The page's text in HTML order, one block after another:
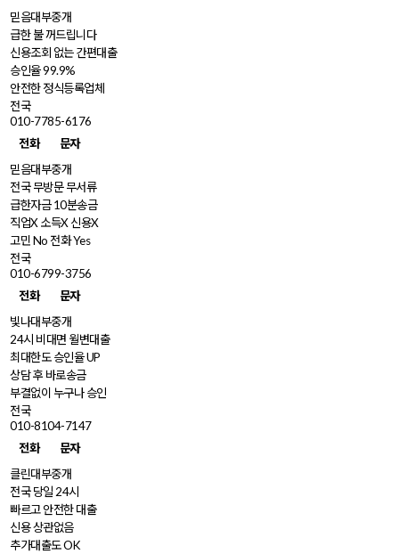
믿음대부중개
급한 불 꺼드립니다
신용조회 없는 간편대출
승인율 99.9%
안전한 정식등록업체
전국
010-7785-6176
전화
문자
믿음대부중개
전국 무방문 무서류
급한자금 10분송금
직업X 소득X 신용X
고민 No 전화 Yes
전국
010-6799-3756
전화
문자
빛나대부중개
24시 비대면 월변대출
최대한도 승인율 UP
상담 후 바로송금
부결없이 누구나 승인
전국
010-8104-7147
전화
문자
클린대부중개
전국 당일 24시
빠르고 안전한 대출
신용 상관없음
추가대출도 OK